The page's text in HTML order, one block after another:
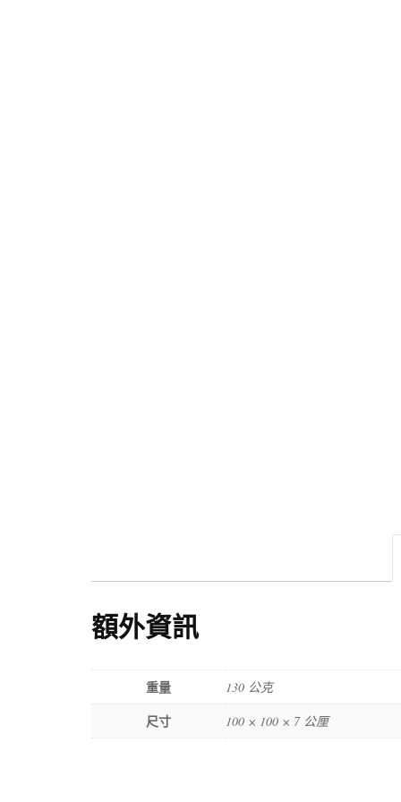
額外資訊
重量 130 公克
尺寸 100 × 100 × 7 公厘